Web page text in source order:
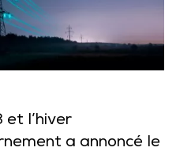
et l’hiver
a annoncé le